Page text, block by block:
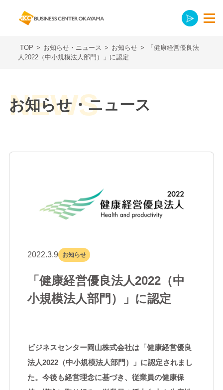
TOP > お知らせ・ニュース > お知らせ >
「健康経営優良法
人2022（中小規模法人部門）」に認定
お知らせ・ニュース
2022.3.9 お知らせ
「健康経営優良法人2022（中
小規模法人部門）」に認定
ビジネスセンター岡山株式会社は「健康経営優良
法人2022（中小規模法人部門）」に認定されまし
た。今後も経営理念に基づき、従業員の健康保